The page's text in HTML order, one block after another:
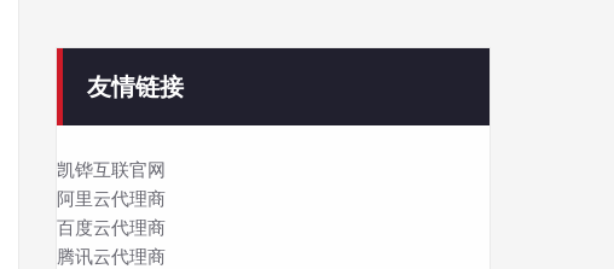
友情链接
凯铧互联官网
阿里云代理商
百度云代理商
腾讯云代理商